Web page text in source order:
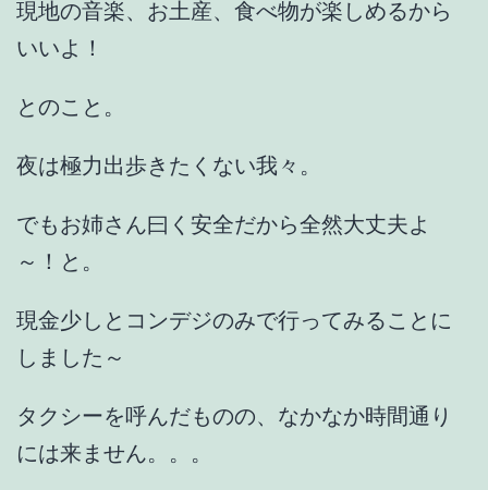
現地の音楽、お土産、食べ物が楽しめるから
いいよ！
とのこと。
夜は極力出歩きたくない我々。
でもお姉さん曰く安全だから全然大丈夫よ
～！と。
現金少しとコンデジのみで行ってみることに
しました～
タクシーを呼んだものの、なかなか時間通り
には来ません。。。